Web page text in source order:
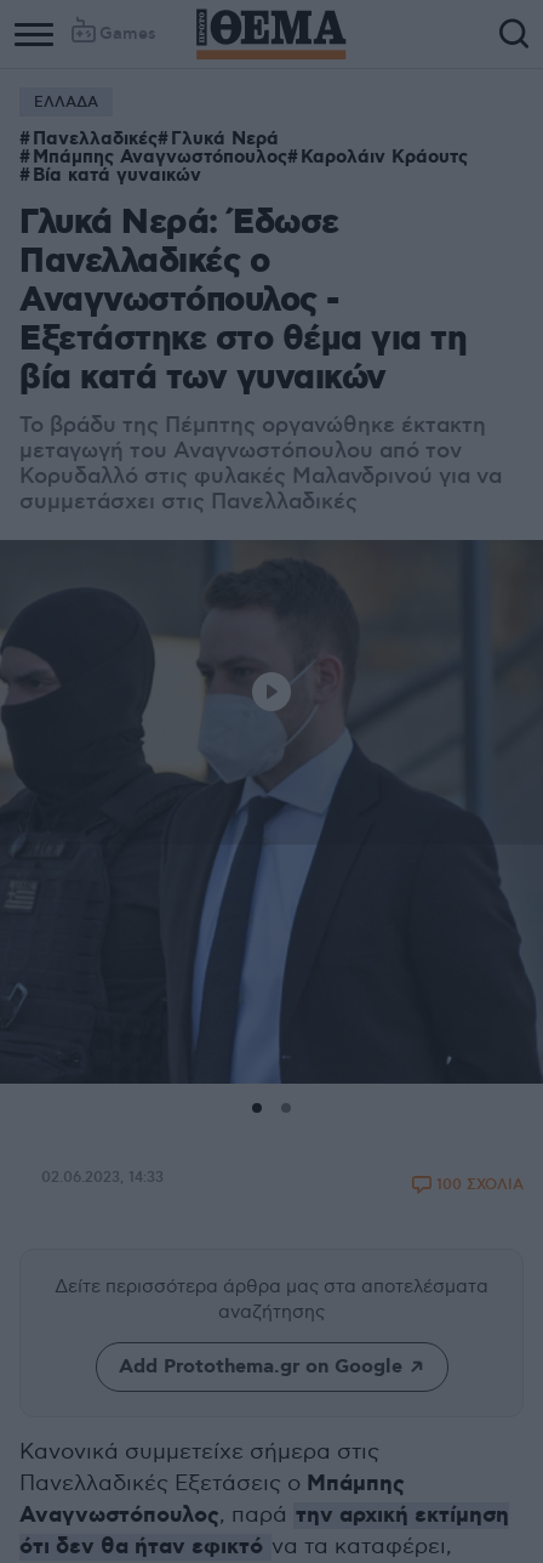
Games
ΕΛΛΑΔΑ
Πανελλαδικές Γλυκά Νερά
Μπάμπης Αναγνωστόπουλος Καρολάιν Κράουτς
Βία κατά γυναικών
Γλυκά Νερά: Έδωσε
Πανελλαδικές ο
Αναγνωστόπουλος -
Εξετάστηκε στο θέμα για τη
βία κατά των γυναικών
Το βράδυ της Πέμπτης οργανώθηκε έκτακτη
μεταγωγή του Αναγνωστόπουλου από τον
Κορυδαλλό στις φυλακές Μαλανδρινού για να
συμμετάσχει στις Πανελλαδικές
02.06.2023, 14:33 100 ΣΧΟΛΙΑ
Δείτε περισσότερα άρθρα μας στα αποτελέσματα
αναζήτησης
Add Protothema.gr on Google
Κανονικά συμμετείχε σήμερα στις
Πανελλαδικές Εξετάσεις ο Μπάμπης
Αναγνωστόπουλος, παρά την αρχική εκτίμηση
ότι δεν θα ήταν εφικτό να τα καταφέρει,